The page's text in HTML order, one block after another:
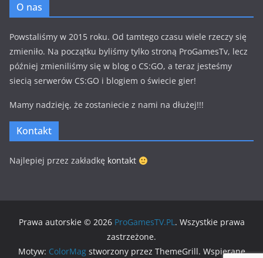
O nas
Powstaliśmy w 2015 roku. Od tamtego czasu wiele rzeczy się
zmieniło. Na początku byliśmy tylko stroną ProGamesTv, lecz
później zmieniliśmy się w blog o CS:GO, a teraz jesteśmy
siecią serwerów CS:GO i blogiem o świecie gier!
Mamy nadzieję, że zostaniecie z nami na dłużej!!!
Kontakt
Najlepiej przez zakładkę kontakt
Prawa autorskie © 2026 ProGamesTV.PL. Wszystkie prawa
zastrzeżone.
Motyw: ColorMagstworzony przez ThemeGrill. Wspierane